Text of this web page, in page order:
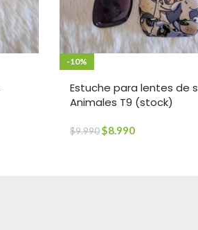
-10%
Estuche para lentes de
Animales T9 (stock)
$9.990$8.990